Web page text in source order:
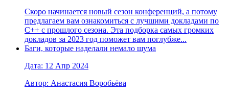
Скоро начинается новый сезон конференций, а потому
предлагаем вам ознакомиться с лучшими докладами по
С++ с прошлого сезона. Эта подборка самых громких
докладов за 2023 год поможет вам поглубже...
Баги, которые наделали немало шума
Дата: 12 Апр 2024
Автор: Анастасия Воробьёва